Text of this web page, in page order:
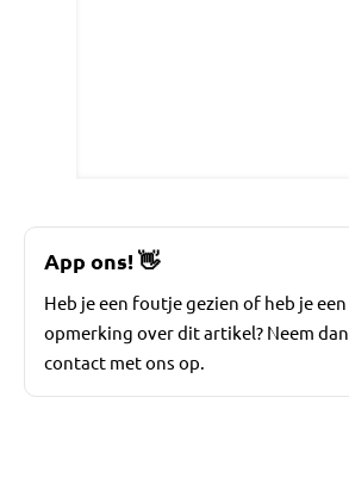
App ons!👋
Heb je een foutje gezien of heb je een
opmerking over dit artikel? Neem dan
contact met ons op.